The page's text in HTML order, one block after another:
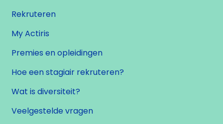
Rekruteren
My Actiris
Premies en opleidingen
Hoe een stagiair rekruteren?
Wat is diversiteit?
Veelgestelde vragen